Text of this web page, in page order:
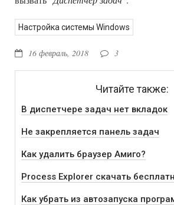
Настройка системы Windows
16 февраль, 2018 3
Читайте также:
В диспетчере задач нет вкладок
Не закрепляется панель задач
Как удалить браузер Амиго?
Process Explorer скачать
Как убрать из автозапуска